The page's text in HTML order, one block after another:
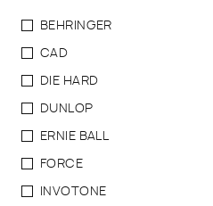
BEHRINGER
CAD
DIE HARD
DUNLOP
ERNIE BALL
FORCE
INVOTONE